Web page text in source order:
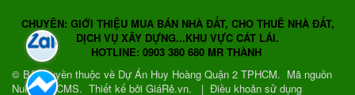
CHUYÊN: GIỚI THIỆU MUA BÁN NHÀ ĐẤT, CHO THUÊ NHÀ ĐẤT,
DỊCH VỤ XÂY DỰNG...KHU VỰC CÁT LÁI.
HOTLINE: 0903 380 680 MR THÀNH
© Bản quyền thuộc về Dự Án Huy Hoàng Quận 2 TPHCM. Mã nguồn
NukeViet CMS. Thiết kế bởi GiáRẻ.vn. | Điều khoản sử dụng